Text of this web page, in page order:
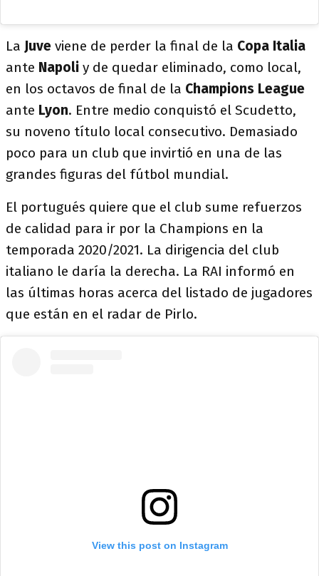
La Juve viene de perder la final de la Copa Italia
ante Napoli y de quedar eliminado, como local,
en los octavos de final de la Champions League
ante Lyon. Entre medio conquistó el Scudetto,
su noveno título local consecutivo. Demasiado
poco para un club que invirtió en una de las
grandes figuras del fútbol mundial.
El portugués quiere que el club sume refuerzos
de calidad para ir por la Champions en la
temporada 2020/2021. La dirigencia del club
italiano le daría la derecha. La RAI informó en
las últimas horas acerca del listado de jugadores
que están en el radar de Pirlo.
View this post on Instagram